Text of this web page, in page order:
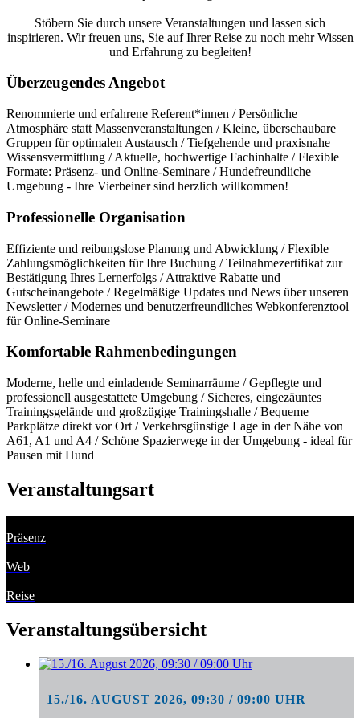
Stöbern Sie durch unsere Veranstaltungen und lassen sich
inspirieren. Wir freuen uns, Sie auf Ihrer Reise zu noch mehr Wissen
und Erfahrung zu begleiten!
Überzeugendes Angebot
Renommierte und erfahrene Referent*innen / Persönliche
Atmosphäre statt Massenveranstaltungen / Kleine, überschaubare
Gruppen für optimalen Austausch / Tiefgehende und praxisnahe
Wissensvermittlung / Aktuelle, hochwertige Fachinhalte / Flexible
Formate: Präsenz- und Online-Seminare / Hundefreundliche
Umgebung - Ihre Vierbeiner sind herzlich willkommen!
Professionelle Organisation
Effiziente und reibungslose Planung und Abwicklung / Flexible
Zahlungsmöglichkeiten für Ihre Buchung / Teilnahmezertifikat zur
Bestätigung Ihres Lernerfolgs / Attraktive Rabatte und
Gutscheinangebote / Regelmäßige Updates und News über unseren
Newsletter / Modernes und benutzerfreundliches Webkonferenztool
für Online-Seminare
Komfortable Rahmenbedingungen
Moderne, helle und einladende Seminarräume / Gepflegte und
professionell ausgestattete Umgebung / Sicheres, eingezäuntes
Trainingsgelände und großzügige Trainingshalle / Bequeme
Parkplätze direkt vor Ort / Verkehrsgünstige Lage in der Nähe von
A61, A1 und A4 / Schöne Spazierwege in der Umgebung - ideal für
Pausen mit Hund
Veranstaltungsart
Präsenz
Web
Reise
Veranstaltungsübersicht
15./16. AUGUST 2026, 09:30 / 09:00 UHR